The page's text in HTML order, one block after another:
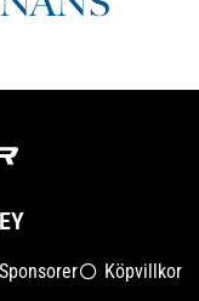
Sponsorer Köpvillkor